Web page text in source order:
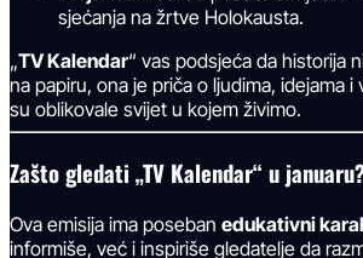
sjećanja na žrtve Holokausta.
„TV Kalendar“ vas podsjeća da historija
na papiru, ona je priča o ljudima, idejama
su oblikovale svijet u kojem živimo.
Zašto gledati „TV Kalendar“ u
Ova emisija ima poseban edukativni
informiše, već i inspiriše gledatelje da